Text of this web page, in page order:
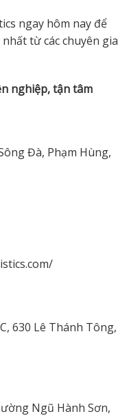
ngay hôm nay để
từ các chuyên gia
nghiệp, tận tâm
Đà, Phạm Hùng,
630 Lê Thánh Tông,
Ngũ Hành Sơn,